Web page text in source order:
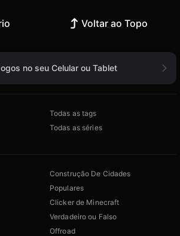
Voltar ao Topo
no seu Celular ou Tablet
Todas as tags
Todas as séries
Construção De Cidades
Populares
Clicker de Minecraft
Verdadeiro ou Falso
Offroad